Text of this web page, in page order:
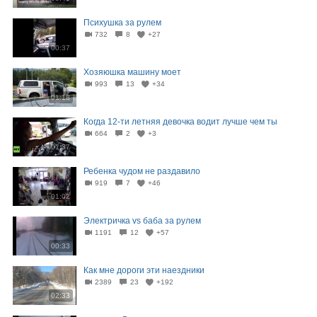
00:37
Психушка за рулем
732 8 +27
01:18
Хозяюшка машину моет
993 13 +34
01:37
Когда 12-ти летняя девочка водит лучше чем ты
664 2 +3
01:02
Ребенка чудом не раздавило
919 7 +46
00:33
Электричка vs баба за рулем
1191 12 +57
02:33
Как мне дороги эти наездники
2389 23 +192